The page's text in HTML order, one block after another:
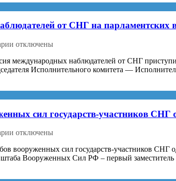
еще
весомы,
достижения
от СНГ на парламентских
к
С.Лебедев
возглавит
на
выборах
Беларуси
отключены
международных наблюдателей от СНГ
Исполнительного комитета —
сил государств-участников СНГ
к
Начальники
генштабов
отключены
вооруженных сил государств-участников
Вооруженных Сил РФ – первый